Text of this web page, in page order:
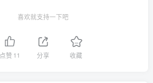
喜欢就支持一下吧
点赞 11 分享 收藏